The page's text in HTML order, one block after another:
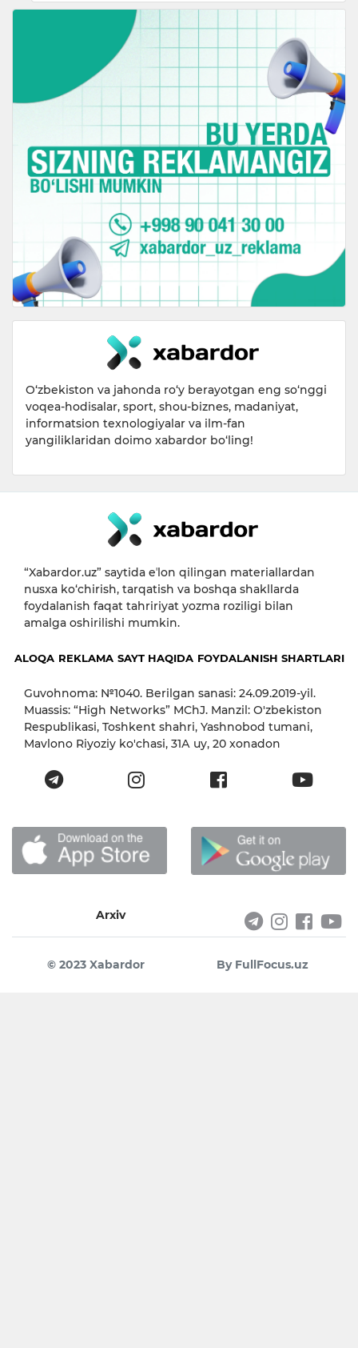
O‘zbekiston va jahonda ro‘y berayotgan eng so‘nggi
voqea-hodisalar, sport, shou-biznes, madaniyat,
informatsion texnologiyalar va ilm-fan
yangiliklaridan doimo xabardor bo‘ling!
“Xabardor.uz” saytida eʼlon qilingan materiallardan
nusxa ko‘chirish, tarqatish va boshqa shakllarda
foydalanish faqat tahririyat yozma roziligi bilan
amalga oshirilishi mumkin.
ALOQA REKLAMA SAYT HAQIDA FOYDALANISH SHARTLARI
Guvohnoma: №1040. Berilgan sanasi: 24.09.2019-yil.
Muassis: “High Networks” MChJ. Manzil: O'zbekiston
Respublikasi, Toshkent shahri, Yashnobod tumani,
Mavlono Riyoziy ko'chasi, 31А uy, 20 xonadon
Arxiv
© 2023 Xabardor By FullFocus.uz